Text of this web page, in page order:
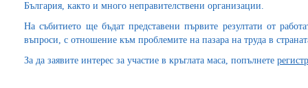
България, както и много неправителствени организации.
На събитието ще бъдат представени първите резултати от
въпроси, с отношение към проблемите на пазара на труда в
За да заявите интерес за участие в кръглата маса, попълнете